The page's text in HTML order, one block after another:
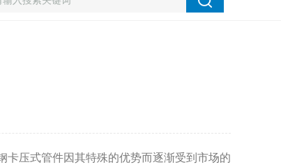
压式管件因其特殊的优势而逐渐受到市场的